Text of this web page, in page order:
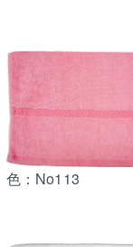
色：No113